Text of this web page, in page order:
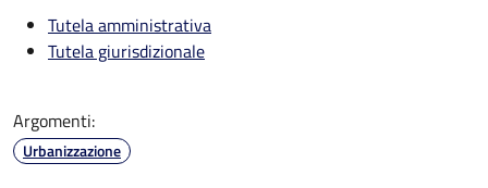
Tutela amministrativa
Tutela giurisdizionale
Argomenti:
Urbanizzazione